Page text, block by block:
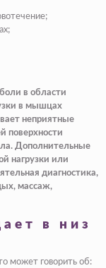
в области
в мышцах
неприятные
поверхности
Дополнительные
нагрузки или
диагностика,
массаж,
в низ
может говорить об: